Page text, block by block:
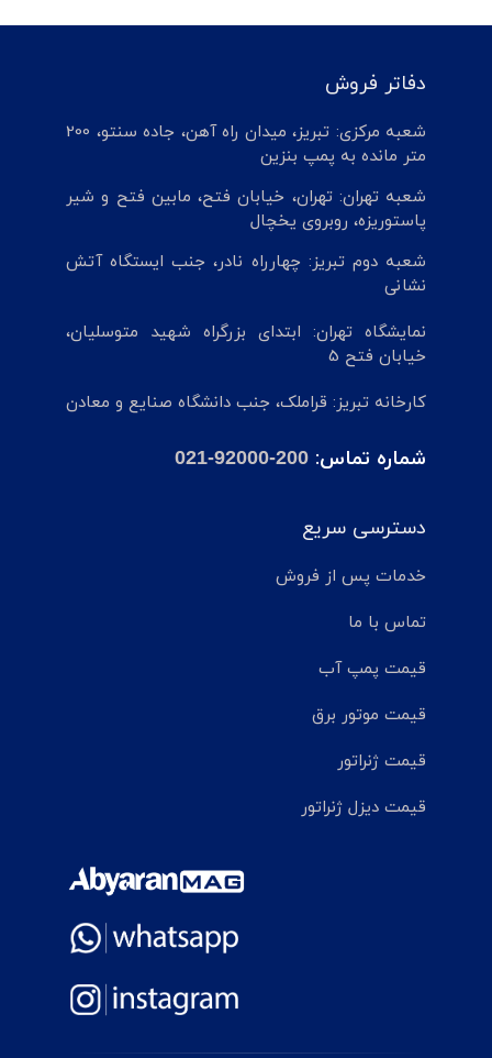
دفاتر فروش
شعبه مرکزی: تبریز، میدان راه آهن، جاده سنتو، 200
متر مانده به پمپ بنزین
شعبه تهران: تهران، خیابان فتح، مابین فتح و شیر
پاستوریزه، روبروی یخچال
شعبه دوم تبریز: چهارراه نادر، جنب ایستگاه آتش
نشانی
نمایشگاه تهران: ابتدای بزرگراه شهید متوسلیان،
خیابان فتح 5
کارخانه تبریز: قراملک، جنب دانشگاه صنایع و معادن
شماره تماس: 021-92000-200
دسترسی سریع
خدمات پس از فروش
تماس با ما
قیمت پمپ آب
قیمت موتور برق
قیمت ژنراتور
قیمت دیزل ژنراتور